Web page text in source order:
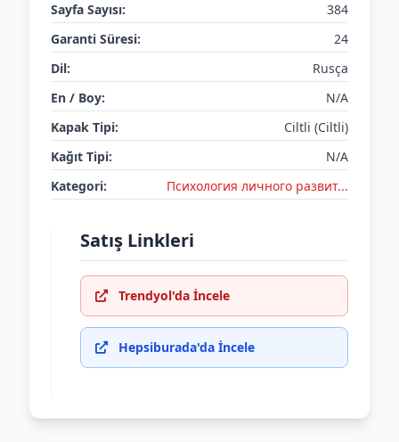
Sayfa Sayısı:
384
Garanti Süresi:
24
Dil:
Rusça
En / Boy:
N/A
Kapak Tipi:
Ciltli (Ciltli)
Kağıt Tipi:
N/A
Kategori:
Психология личного развит...
Satış Linkleri
Trendyol'da İncele
Hepsiburada'da İncele